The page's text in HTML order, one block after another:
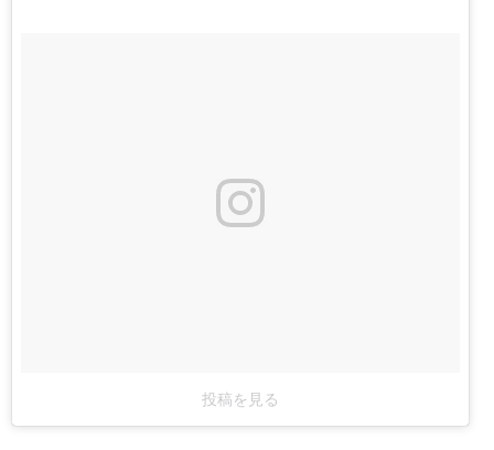
投稿を見る